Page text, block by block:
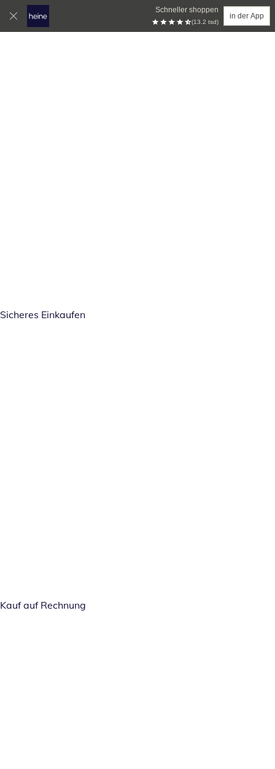
Schneller shoppen
(13.2 tsd)
in der App
Sicheres Einkaufen
Kauf auf Rechnung